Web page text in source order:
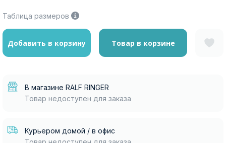
Таблица размеров
Добавить в корзину Товар в корзине
В магазине RALF RINGER
Товар недоступен для заказа
Курьером домой / в офис